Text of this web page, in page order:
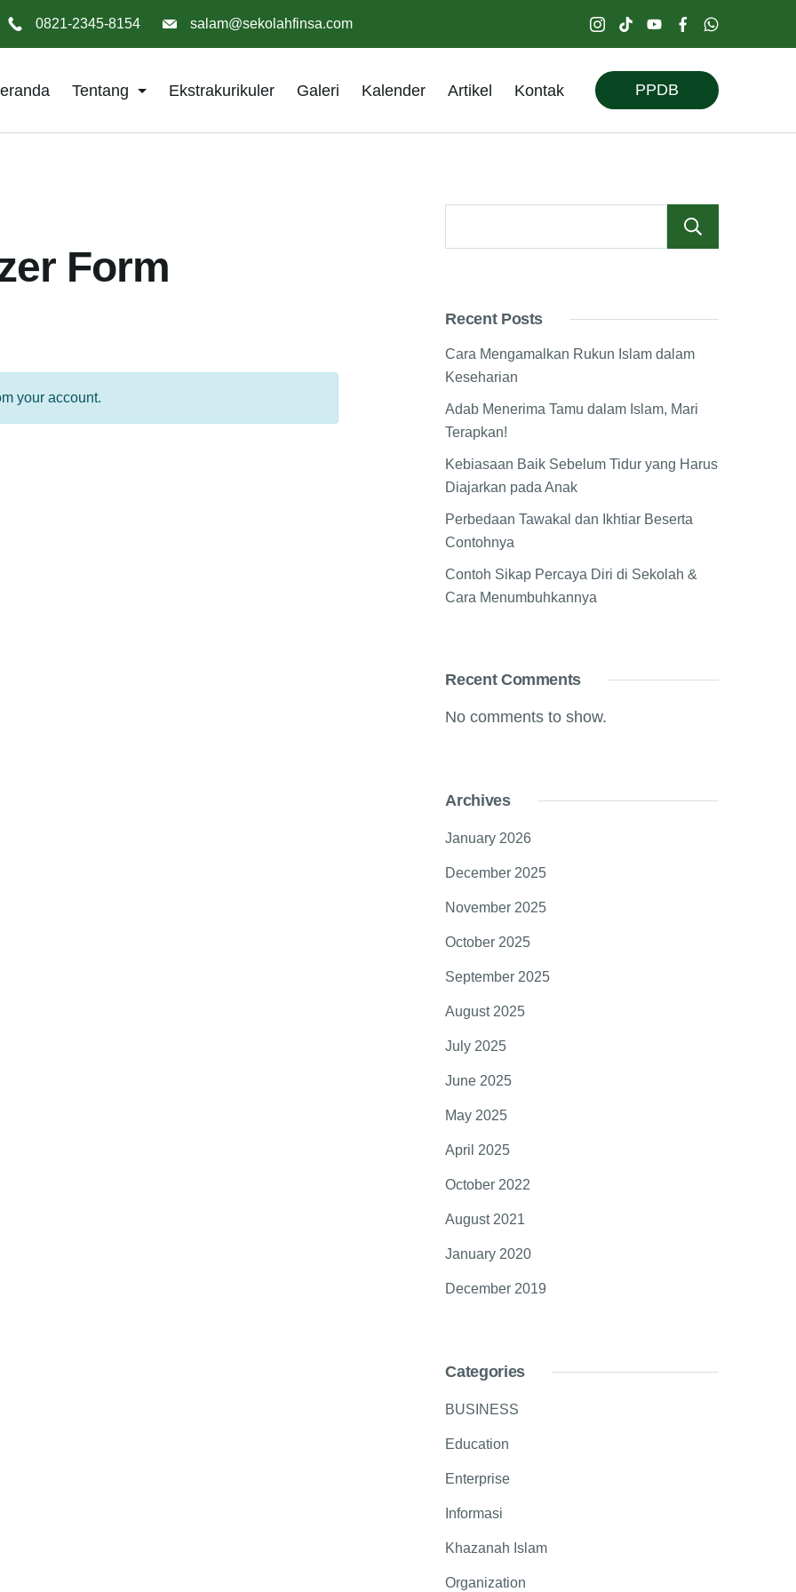
0821-2345-8154 salam@sekolahfinsa.com
Tentang Ekstrakurikuler Galeri Kalender Artikel Kontak PPDB
Form
your account.
Recent Posts
Cara Mengamalkan Rukun Islam dalam
Keseharian
Adab Menerima Tamu dalam Islam, Mari
Terapkan!
Kebiasaan Baik Sebelum Tidur yang Harus
Diajarkan pada Anak
Perbedaan Tawakal dan Ikhtiar Beserta
Contohnya
Contoh Sikap Percaya Diri di Sekolah &
Cara Menumbuhkannya
Recent Comments
No comments to show.
Archives
January 2026
December 2025
November 2025
October 2025
September 2025
August 2025
July 2025
June 2025
May 2025
April 2025
October 2022
August 2021
January 2020
December 2019
Categories
BUSINESS
Education
Enterprise
Informasi
Khazanah Islam
Organization